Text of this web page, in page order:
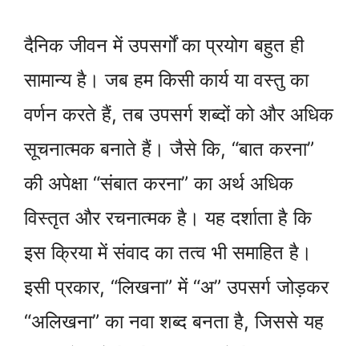
दैनिक जीवन में उपसर्गों का प्रयोग बहुत ही
सामान्य है। जब हम किसी कार्य या वस्तु का
वर्णन करते हैं, तब उपसर्ग शब्दों को और अधिक
सूचनात्मक बनाते हैं। जैसे कि, “बात करना”
की अपेक्षा “संबात करना” का अर्थ अधिक
विस्तृत और रचनात्मक है। यह दर्शाता है कि
इस क्रिया में संवाद का तत्व भी समाहित है।
इसी प्रकार, “लिखना” में “अ” उपसर्ग जोड़कर
“अलिखना” का नवा शब्द बनता है, जिससे यह